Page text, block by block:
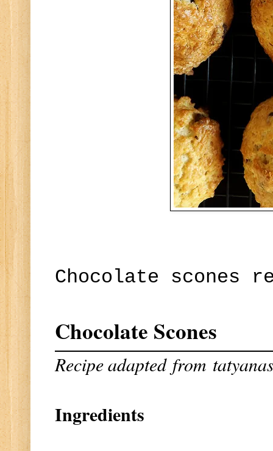
Chocolate scones
Chocolate Scones
Recipe adapted from
Ingredients